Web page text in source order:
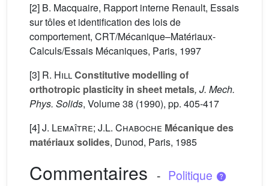
[2] B. Macquaire, Rapport interne Renault, Essais
sur tôles et identification des lois de
comportement, CRT/Mécanique–Matériaux-
Calculs/Essais Mécaniques, Paris, 1997
[3] R. HillConstitutive modelling of
orthotropic plasticity in sheet metals, J. Mech.
Phys. Solids, Volume 38 (1990), pp. 405-417
[4]J. Lemaître; J.L. Chaboche Mécanique des
matériaux solides, Dunod, Paris, 1985
Commentaires - Politique